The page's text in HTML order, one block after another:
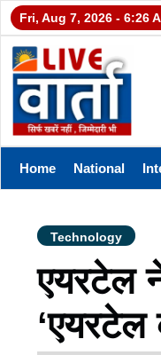
Fri, Aug 7, 2026 - 6:26
Home National
Technology
एयरटेल
‘एयरटेल